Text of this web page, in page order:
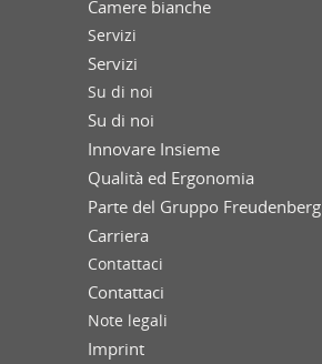
Camere bianche
Servizi
Servizi
Su di noi
Su di noi
Innovare Insieme
Qualità ed Ergonomia
Parte del Gruppo Freudenberg
Carriera
Contattaci
Contattaci
Note legali
Imprint